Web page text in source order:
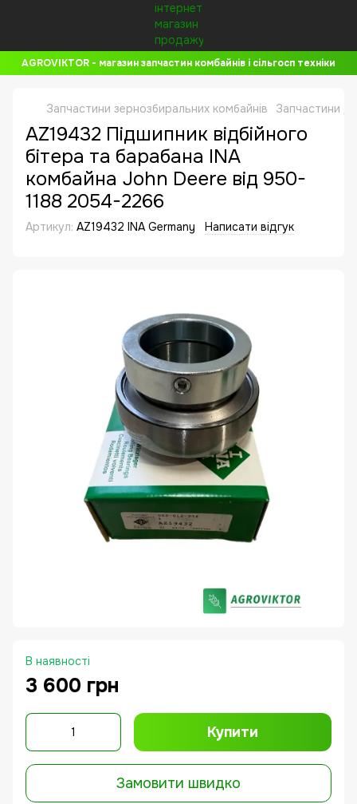
AGROVIKTOR - магазин запчастин комбайнів і сільгосп техніки
Запчастини зернозбиральних комбайнів Запчастини
AZ19432 Підшипник відбійного
бітера та барабана INA
комбайна John Deere від 950-
1188 2054-2266
Артикул: AZ19432 INA Germany Написати відгук
В наявності
3 600 грн
Купити
Замовити швидко